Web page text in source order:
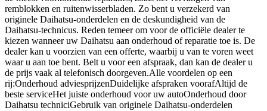
remblokken en ruitenwisserbladen. Zo bent u verzekerd van
originele Daihatsu-onderdelen en de deskundigheid van de
Daihatsu-technicus. Reden temeer om voor de officiële dealer te
kiezen wanneer uw Daihatsu aan onderhoud of reparatie toe is. De
dealer kan u voorzien van een offerte, waarbij u van te voren weet
waar u aan toe bent. Belt u voor een afspraak, dan kan de dealer u
de prijs vaak al telefonisch doorgeven.Alle voordelen op een
rij:Onderhoud adviesprijzenDuidelijke afspraken voorafAltijd de
beste serviceHet juiste onderhoud voor uw autoOnderhoud door
Daihatsu techniciGebruik van originele Daihatsu-onderdelen